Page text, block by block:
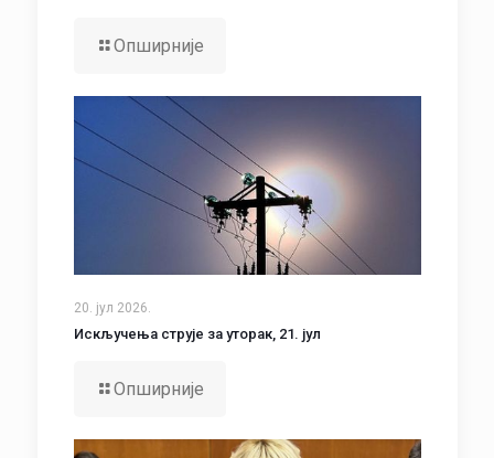
Опширније
20. јул 2026.
Искључења струје за уторак, 21. јул
Опширније